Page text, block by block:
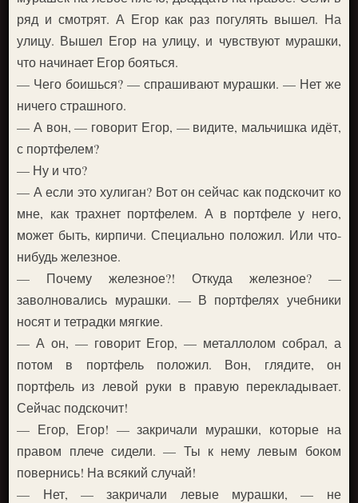
ряд и смотрят. А Егор как раз погулять вышел. На
улицу. Вышел Егор на улицу, и чувствуют мурашки,
что начинает Егор бояться.
— Чего боишься? — спрашивают мурашки. — Нет же
ничего страшного.
— А вон, — говорит Егор, — видите, мальчишка идёт,
с портфелем?
— Ну и что?
— А если это хулиган? Вот он сейчас как подскочит ко
мне, как трахнет портфелем. А в портфеле у него,
может быть, кирпичи. Специально положил. Или что-
нибудь железное.
— Почему железное?! Откуда железное? —
заволновались мурашки. — В портфелях учебники
носят и тетрадки мягкие.
— А он, — говорит Егор, — металлолом собрал, а
потом в портфель положил. Вон, глядите, он
портфель из левой руки в правую перекладывает.
Сейчас подскочит!
— Егор, Егор! — закричали мурашки, которые на
правом плече сидели. — Ты к нему левым боком
повернись! На всякий случай!
— Нет, — закричали левые мурашки, — не